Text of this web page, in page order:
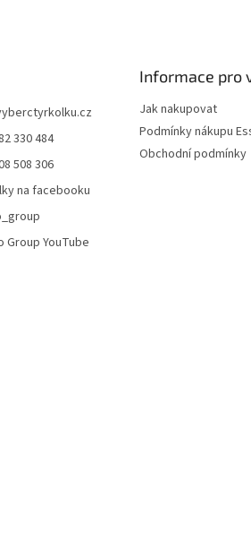
330 484
508 306
na facebooku
Group YouTube
Informace pro
Jak nakupovat
Podmínky nákupu
Obchodní podmínky